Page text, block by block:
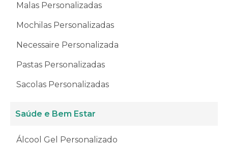
Malas Personalizadas
Mochilas Personalizadas
Necessaire Personalizada
Pastas Personalizadas
Sacolas Personalizadas
Saúde e Bem Estar
Álcool Gel Personalizado